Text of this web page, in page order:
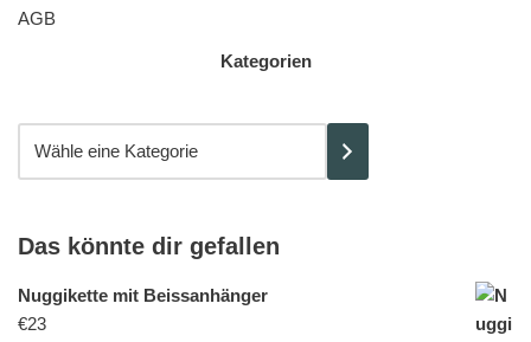
AGB
Kategorien
Das könnte dir gefallen
Nuggikette mit Beissanhänger
€23